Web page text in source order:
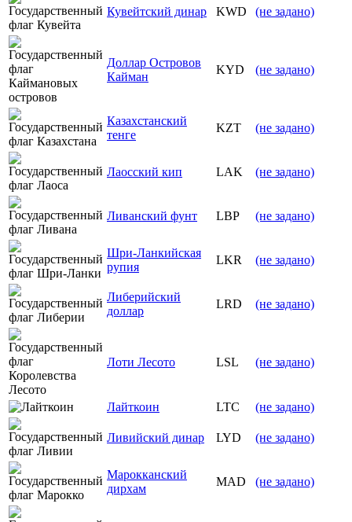
Кувейтский динар KWD (не задано)
Доллар Островов
Кайман
KYD (не задано)
Казахстанский
тенге
KZT (не задано)
Лаосский кип LAK (не задано)
Ливанский фунт LBP (не задано)
Шри-Ланкийская
рупия
LKR (не задано)
Либерийский
доллар
LRD (не задано)
Лоти Лесото LSL (не задано)
Лайткоин LTC (не задано)
Ливийский динар LYD (не задано)
Марокканский
дирхам
MAD (не задано)